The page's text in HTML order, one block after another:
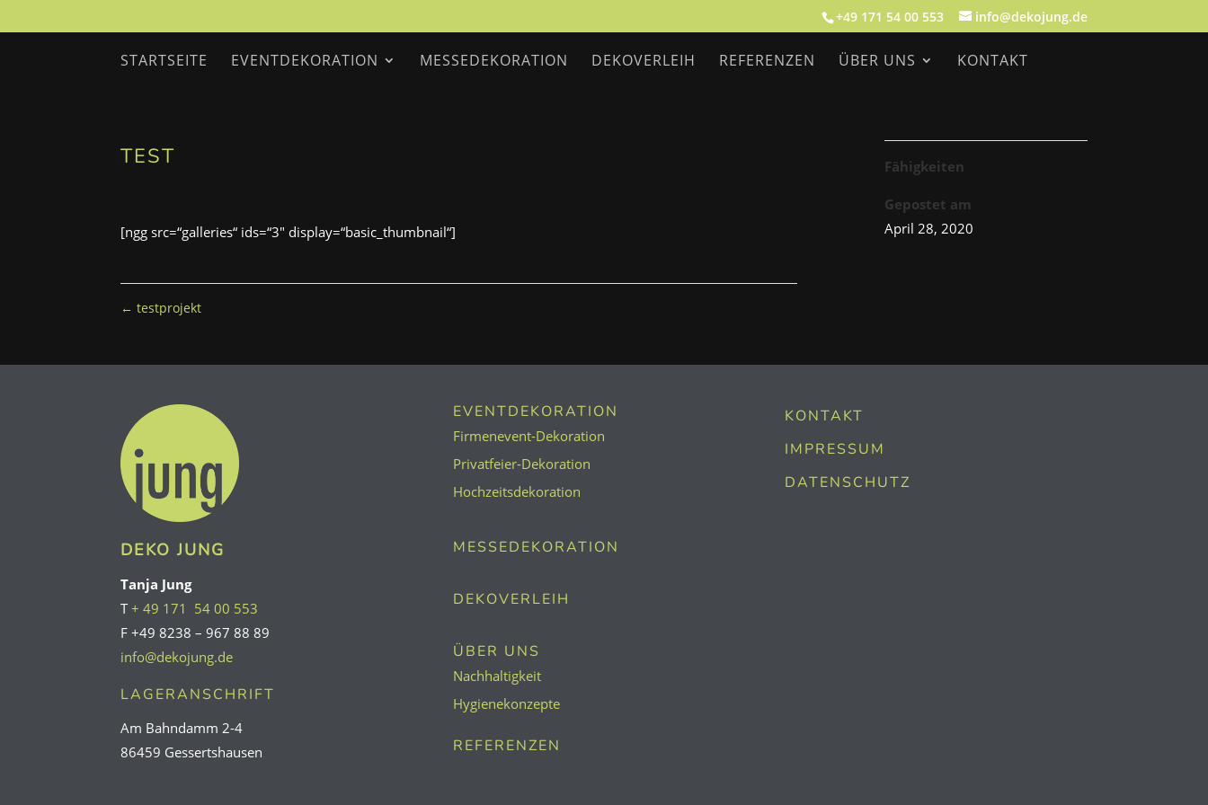
+49 171 54 00 553 info@dekojung.de
STARTSEITE EVENTDEKORATION MESSEDEKORATION DEKOVERLEIH REFERENZEN ÜBER UNS KONTAKT
TEST
[ngg src=“galleries“ ids=“3″ display=“basic_thumbnail“]
← testprojekt
Fähigkeiten
Gepostet am
April 28, 2020
DEKO JUNG
Tanja Jung
T+ 49 171 54 00 553
F +49 8238 – 967 88 89
info@dekojung.de
LAGERANSCHRIFT
Am Bahndamm 2-4
86459 Gessertshausen
EVENTDEKORATION
Firmenevent-Dekoration
Privatfeier-Dekoration
Hochzeitsdekoration
MESSEDEKORATION
DEKOVERLEIH
ÜBER UNS
Nachhaltigkeit
Hygienekonzepte
REFERENZEN
KONTAKT
IMPRESSUM
DATENSCHUTZ